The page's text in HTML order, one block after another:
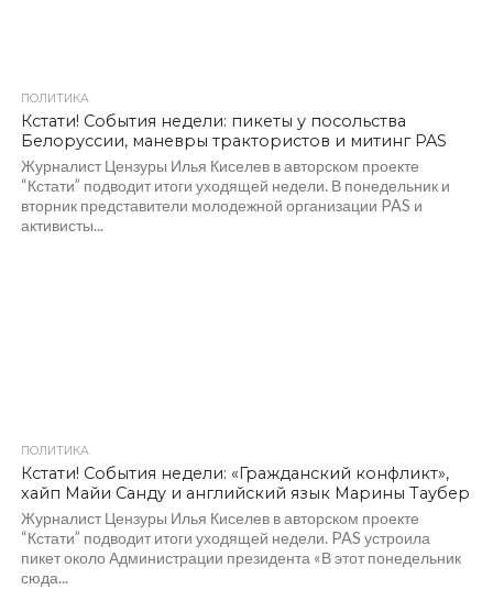
ПОЛИТИКА
Кстати! События недели: пикеты у посольства
Белоруссии, маневры трактористов и митинг PAS
Журналист Цензуры Илья Киселев в авторском проекте
“Кстати” подводит итоги уходящей недели. В понедельник и
вторник представители молодежной организации PAS и
активисты...
ПОЛИТИКА
Кстати! События недели: «Гражданский конфликт»,
хайп Майи Санду и английский язык Марины Таубер
Журналист Цензуры Илья Киселев в авторском проекте
“Кстати” подводит итоги уходящей недели. PAS устроила
пикет около Администрации президента «В этот понедельник
сюда...